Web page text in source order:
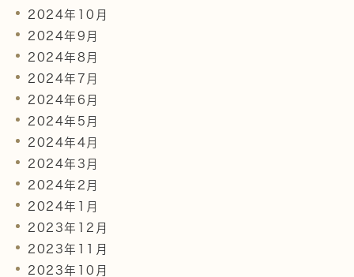
2024年10月
2024年9月
2024年8月
2024年7月
2024年6月
2024年5月
2024年4月
2024年3月
2024年2月
2024年1月
2023年12月
2023年11月
2023年10月